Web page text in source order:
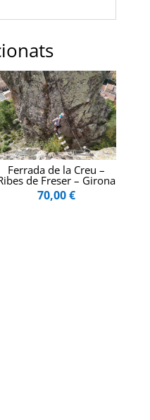
Ferrada de la Creu –
de Freser – Girona
70,00€